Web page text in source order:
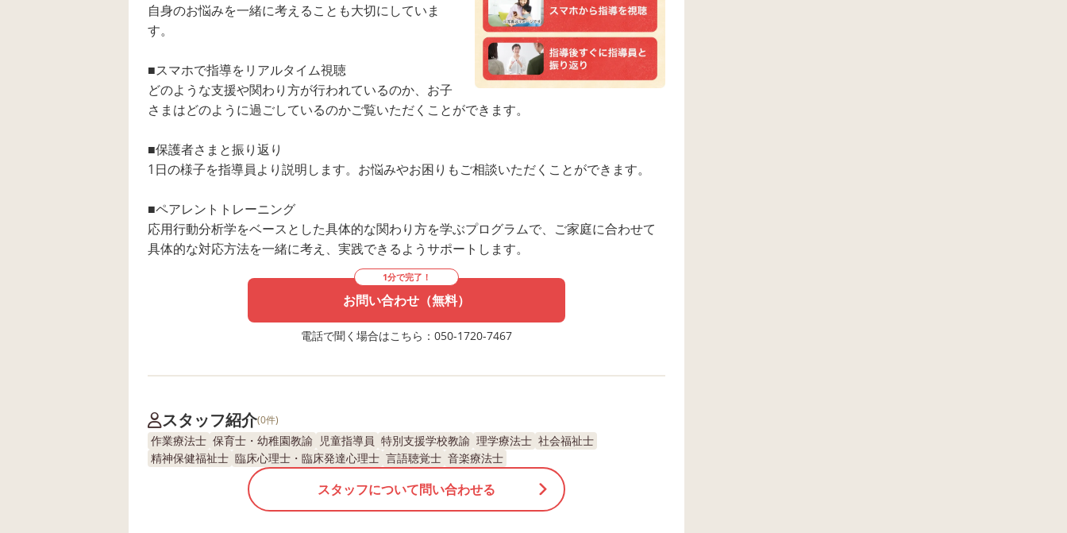
自身のお悩みを一緒に考えることも大切にしていま
す。
■スマホで指導をリアルタイム視聴
どのような支援や関わり方が行われているのか、お子
さまはどのように過ごしているのかご覧いただくことができます。
■保護者さまと振り返り
1日の様子を指導員より説明します。お悩みやお困りもご相談いただくことができます。
■ペアレントトレーニング
応用行動分析学をベースとした具体的な関わり方を学ぶプログラムで、ご家庭に合わせて
具体的な対応方法を一緒に考え、実践できるようサポートします。
1分で完了！
お問い合わせ（無料）
電話で聞く場合はこちら：050-1720-7467
スタッフ紹介(0件)
作業療法士 保育士・幼稚園教諭 児童指導員 特別支援学校教諭 理学療法士 社会福祉士
精神保健福祉士 臨床心理士・臨床発達心理士 言語聴覚士 音楽療法士
スタッフについて問い合わせる